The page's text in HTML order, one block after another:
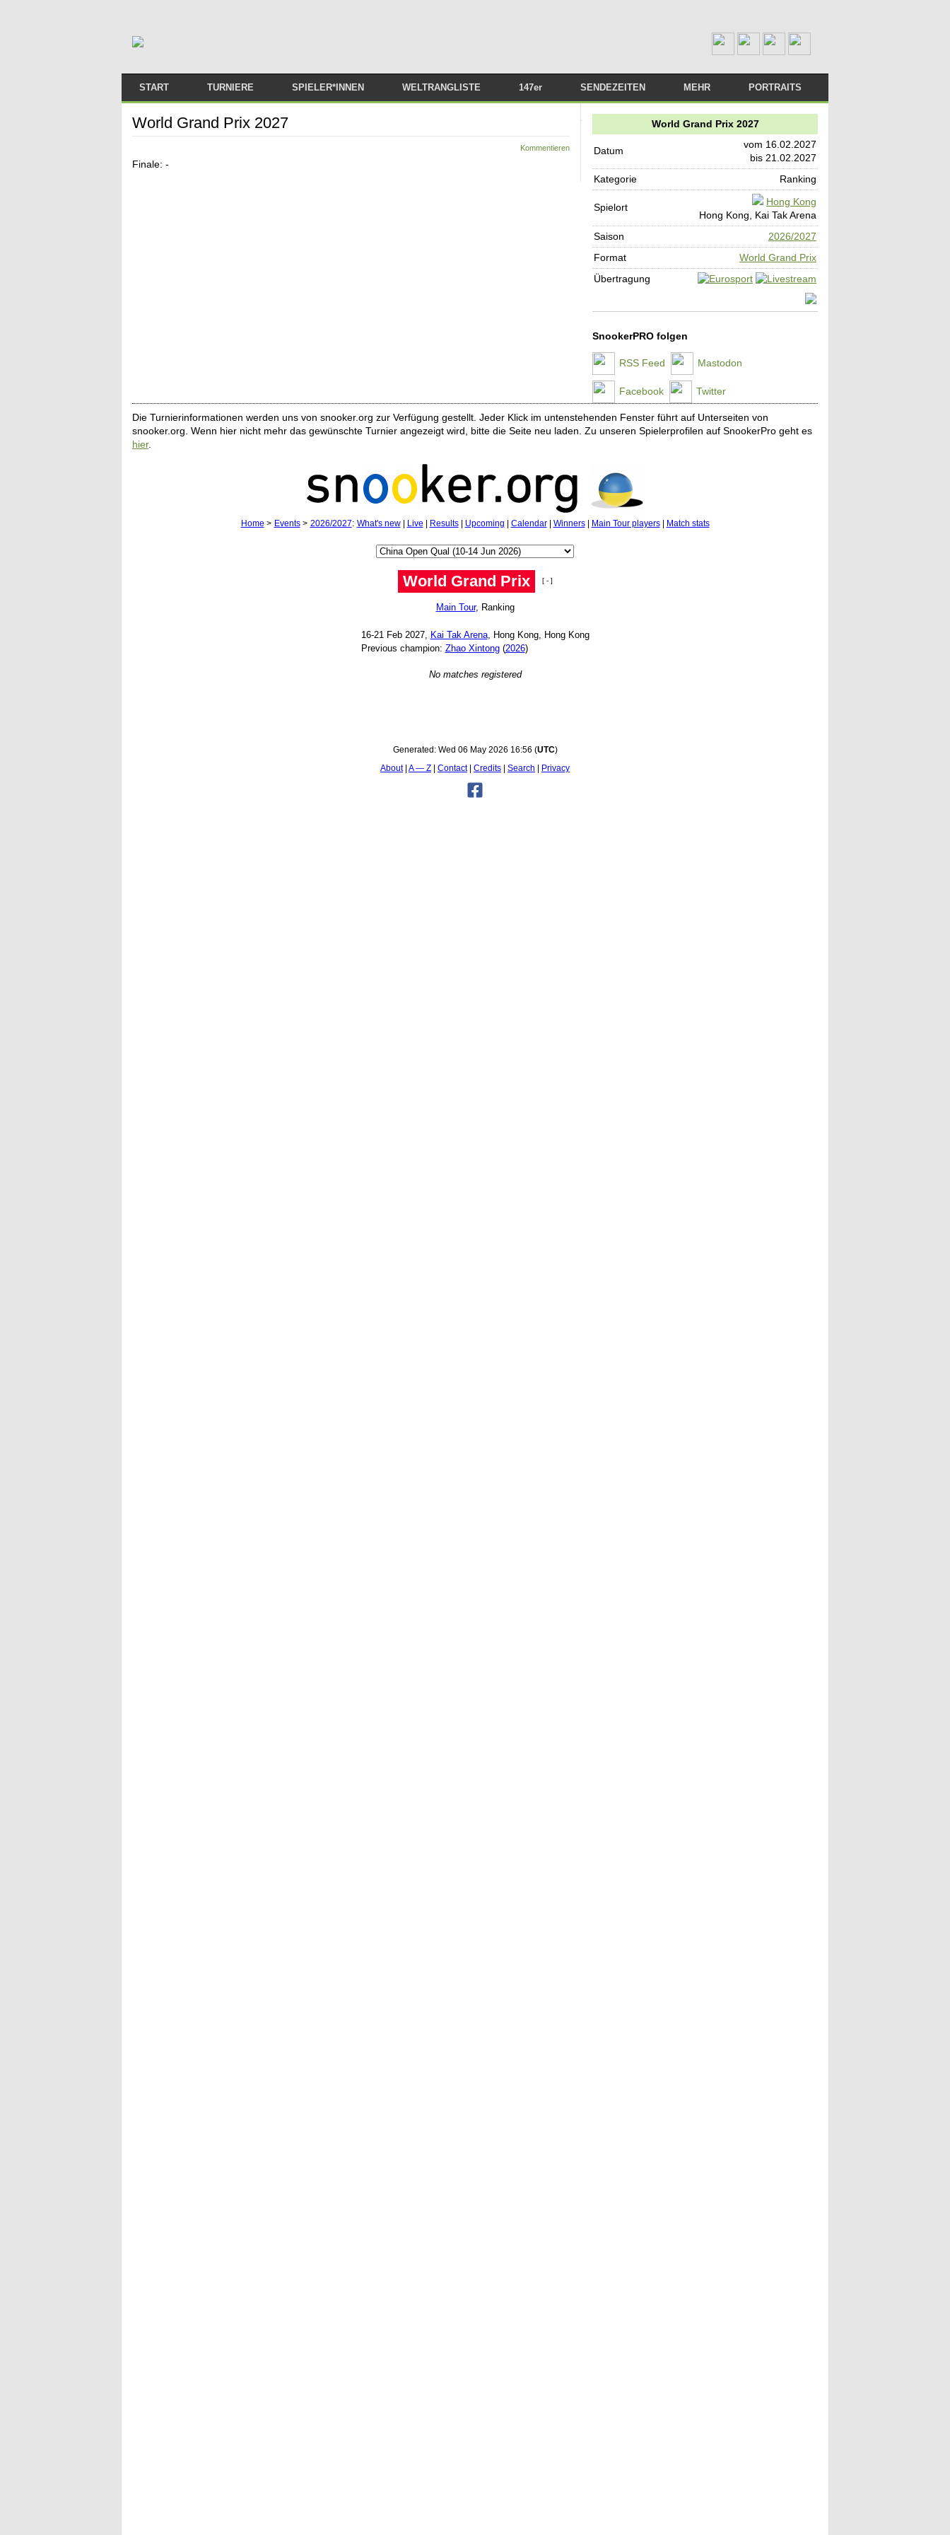
START
ARTIKEL
FRAUEN IM SNOOKER
TURNIERE
2026/2027
SPIELER*INNEN WELTRANGLISTE 147er SENDEZEITEN
SNOOKER LIVESTREAM
ABSPIELEN
MEHR
BÜCHER
DAS TEAM
PORTRAITS
World Grand Prix 2027
Datum
vom 16.02.2027
bis 21.02.2027
Kategorie
Ranking
Spielort
Hong Kong
Hong Kong, Kai Tak Arena
Saison
2026/2027
Format
World Grand Prix
Übertragung
SnookerPRO folgen
RSS Feed Mastodon
Facebook Twitter
World Grand Prix 2027
Kommentieren
Finale: -
Die Turnierinformationen werden uns von snooker.org zur Verfügung gestellt. Jeder Klick im untenstehenden Fenster führt auf Unterseiten von
snooker.org. Wenn hier nicht mehr das gewünschte Turnier angezeigt wird, bitte die Seite neu laden. Zu unseren Spielerprofilen auf SnookerPro geht es
hier.